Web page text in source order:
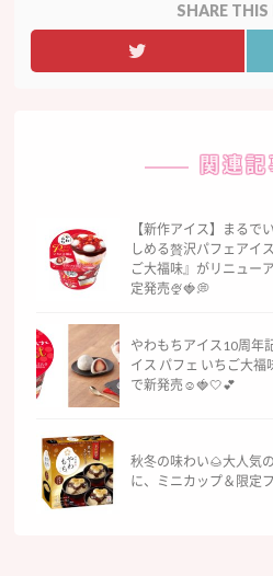
SHARE THIS
関連記
【新作アイス】まるで
しめる贅沢パフェアイ
ご大福味』がリニュー
定発売🍨🍓💭
やわもちアイス10周年
イス パフェ いちご大
で新発売☺️🍓🤍💕
秋冬の味わい🌰大人気
に、ミニカップ＆限定